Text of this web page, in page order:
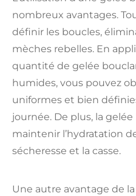
nombreux avantages.
définir les boucles,
mèches rebelles. En
quantité de gelée
humides, vous pouvez
uniformes et bien
journée. De plus, la
maintenir l’hydratation
sécheresse et la casse.
Une autre avantage de